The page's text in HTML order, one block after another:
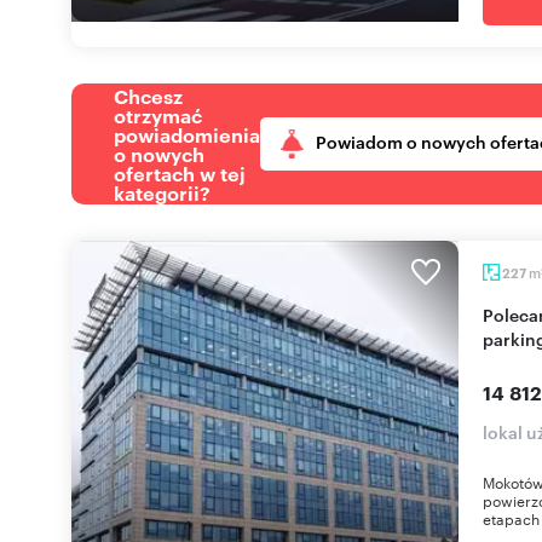
Chcesz
otrzymać
powiadomienia
o nowych
ofertach w tej
kategorii?
Powiadom o nowych
227 m
Polecam nowoczesny lokal biurowy 227 m² z
14
lokal
etapach